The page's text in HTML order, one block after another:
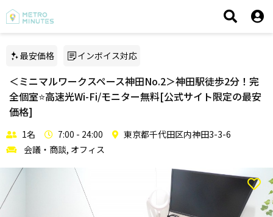
最安価格 インボイス対応
＜ミニマルワークスペース神田No.2＞神田駅徒歩2分！完
全個室⭐️高速光Wi-Fi/モニター無料[公式サイト限定の最安
価格]
1名 7:00 - 24:00
東京都千代田区内神田3-3-6
会議・商談, オフィス